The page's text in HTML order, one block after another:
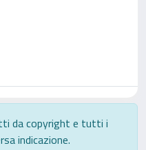
da copyright e tutti i
indicazione.